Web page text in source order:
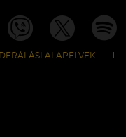
ALAPELVEK